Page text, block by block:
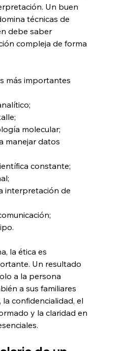
Un buen
técnicas de
debe saber
compleja de forma
más importantes
molecular;
manejar datos
constante;
interpretación de
la ética es
Un resultado
a la persona
a sus familiares
la confidencialidad, el
y la claridad en